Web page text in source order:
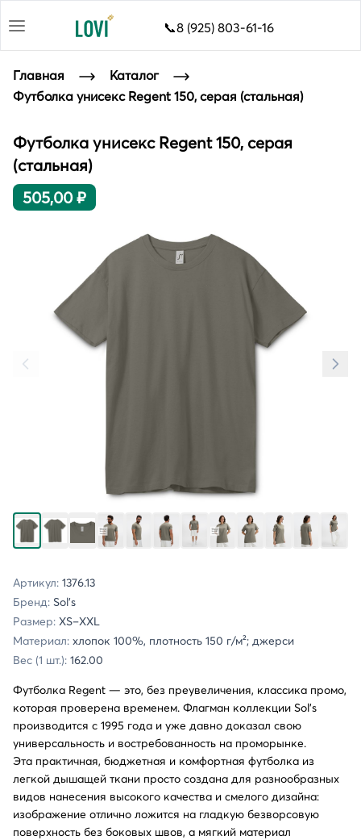
📞8 (925) 803-61-16
Главная
Каталог
Футболка унисекс Regent 150, серая (стальная)
Футболка унисекс Regent 150, серая
(стальная)
505,00 ₽
Артикул: 1376.13
Бренд: Sol's
Размер: XS–XXL
Материал: хлопок 100%, плотность 150 г/м²; джерси
Вес (1 шт.): 162.00
Футболка Regent — это, без преувеличения, классика промо,
которая проверена временем. Флагман коллекции Sol’s
производится с 1995 года и уже давно доказал свою
универсальность и востребованность на проморынке.
Эта практичная, бюджетная и комфортная футболка из
легкой дышащей ткани просто создана для разнообразных
видов нанесения высокого качества и смелого дизайна:
изображение отлично ложится на гладкую безворсовую
поверхность без боковых швов, а мягкий материал